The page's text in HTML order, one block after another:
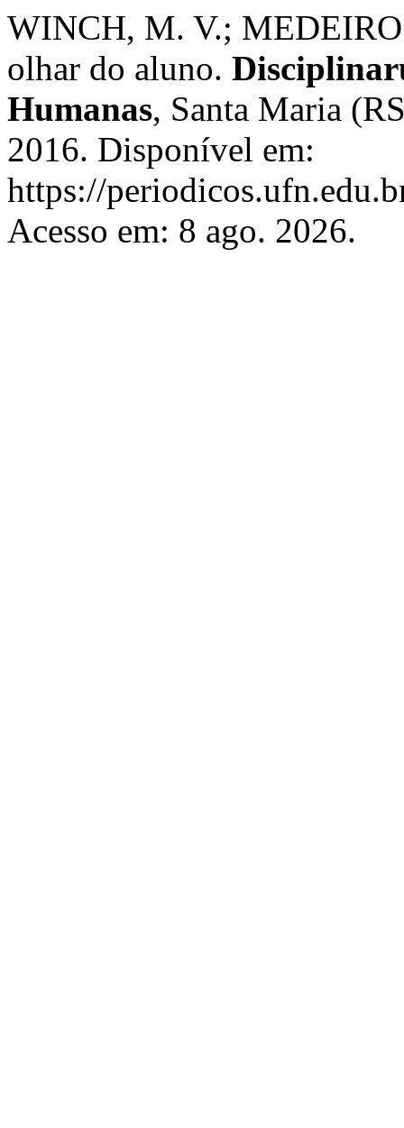
WINCH, M. V.;
olhar do aluno.
Humanas, Santa Maria
2016. Disponível em:
https://
Acesso em: 8 ago. 2026.